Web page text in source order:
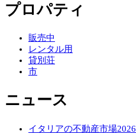
プロパティ
販売中
レンタル用
貸別荘
市
ニュース
イタリアの不動産市場